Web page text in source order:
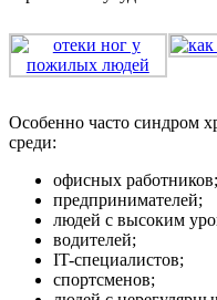
Особенно часто синдром
среди:
офисных работников;
предпринимателей;
людей с высоким
водителей;
IT-специалистов;
спортсменов;